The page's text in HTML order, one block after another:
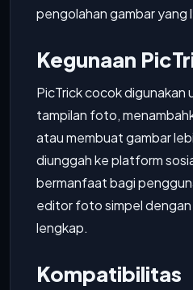
pengolahan gambar yang
Kegunaan
PicTrick cocok digunakan
tampilan foto,
atau membuat gambar
diunggah ke platform
bermanfaat bagi
editor foto simpel
lengkap.
Kompatibilitas